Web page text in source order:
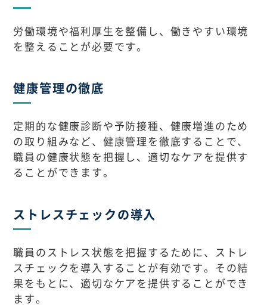
労働環境や福利厚生を整備し、働きやすい環境
を整えることが必要です。
健康管理の徹底
定期的な健康診断や予防接種、健康増進のため
の取り組みなど、健康管理を徹底することで、
職員の健康状態を把握し、適切なケアを提供す
ることができます。
ストレスチェックの導入
職員のストレス状態を把握するために、ストレ
スチェックを導入することが有効です。その結
果をもとに、適切なケアを提供することができ
ます。